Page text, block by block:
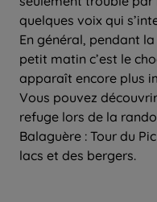
quelques voix qui
En général, pendant
petit matin c’est le
apparaît encore plus
Vous pouvez
refuge lors de la
Balaguère : Tour du
lacs et des bergers.